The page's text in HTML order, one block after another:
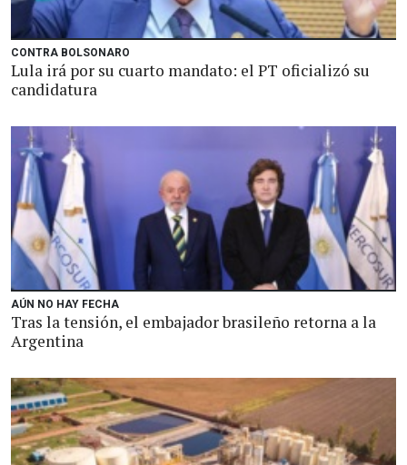
CONTRA BOLSONARO
Lula irá por su cuarto mandato: el PT oficializó su
candidatura
AÚN NO HAY FECHA
Tras la tensión, el embajador brasileño retorna a la
Argentina